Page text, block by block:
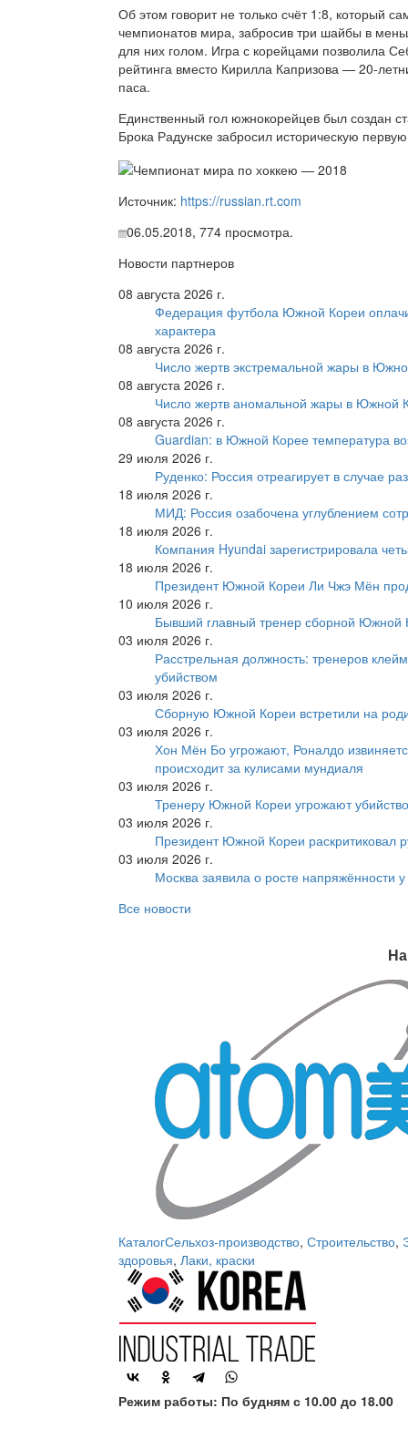
Об этом говорит не только счёт 1:8, который
чемпионатов мира, забросив три шайбы в
для них голом. Игра с корейцами позволила
рейтинга вместо Кирилла Капризова — 20-
паса.
Единственный гол южнокорейцев был создан
Брока Радунске забросил историческую
Источник: https://russian.rt.com
06.05.2018, 774 просмотра.
Новости партнеров
08 августа 2026 г.
Федерация футбола Южной Кореи
характера
08 августа 2026 г.
Число жертв экстремальной жары в
08 августа 2026 г.
Число жертв аномальной жары в Южной
08 августа 2026 г.
Guardian: в Южной Корее температура
29 июля 2026 г.
Руденко: Россия отреагирует в случае
18 июля 2026 г.
МИД: Россия озабочена углублением
18 июля 2026 г.
Компания Hyundai зарегистрировала
18 июля 2026 г.
Президент Южной Кореи Ли Чжэ Мён
10 июля 2026 г.
Бывший главный тренер сборной Южной
03 июля 2026 г.
Расстрельная должность: тренеров
убийством
03 июля 2026 г.
Сборную Южной Кореи встретили на
03 июля 2026 г.
Хон Мён Бо угрожают, Роналдо
происходит за кулисами мундиаля
03 июля 2026 г.
Тренеру Южной Кореи угрожают
03 июля 2026 г.
Президент Южной Кореи раскритиковал
03 июля 2026 г.
Москва заявила о росте
Все новости
КаталогСельхоз-производство, Строительство,
здоровья, Лаки, краски
Режим работы: По будням с 10.00 до 18.00